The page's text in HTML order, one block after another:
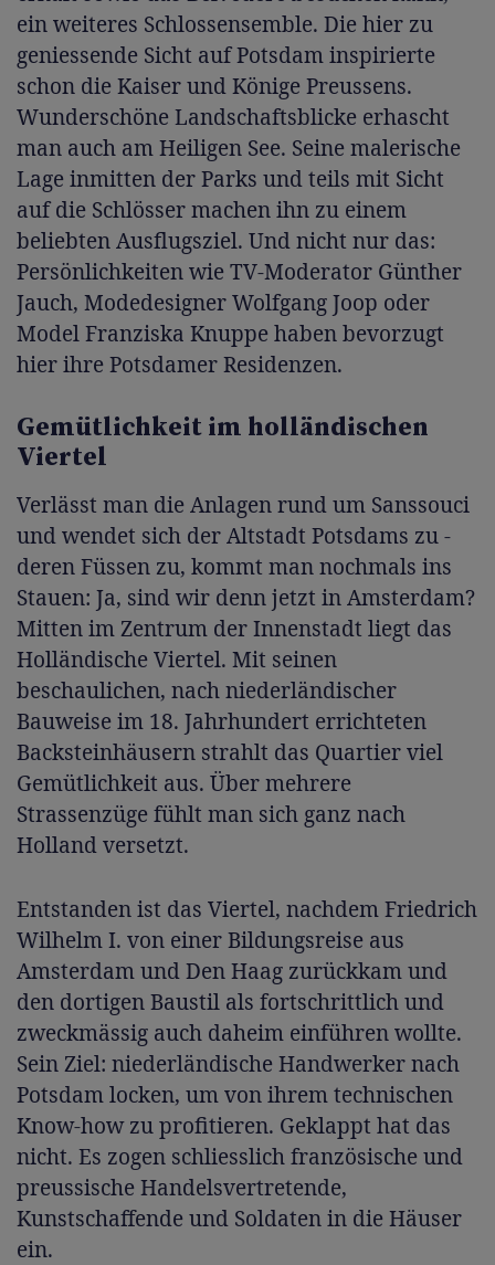
ein weiteres Schlossensemble. Die hier zu
geniessende Sicht auf Potsdam inspirierte
schon die Kaiser und Könige Preussens.
Wunderschöne Landschaftsblicke erhascht
man auch am Heiligen See. Seine malerische
Lage inmitten der Parks und teils mit Sicht
auf die Schlösser machen ihn zu einem
beliebten Ausflugsziel. Und nicht nur das:
Persönlichkeiten wie TV-Moderator Günther
Jauch, Modedesigner Wolfgang Joop oder
Model Franziska Knuppe haben bevorzugt
hier ihre Potsdamer Residenzen.
Gemütlichkeit im holländischen
Viertel
Verlässt man die Anlagen rund um ­Sanssouci
und wendet sich der Altstadt Potsdams zu ­
deren Füssen zu, kommt man nochmals ins
Stauen: Ja, sind wir denn jetzt in Amsterdam?
Mitten im Zentrum der Innenstadt liegt das
Holländische Viertel. Mit seinen
beschaulichen, nach niederländischer
Bauweise im 18. Jahrhundert errichteten
Backsteinhäusern strahlt das Quartier viel
Gemütlichkeit aus. Über mehrere
Strassenzüge fühlt man sich ganz nach
Holland versetzt.
Entstanden ist das Viertel, nachdem Friedrich
Wilhelm I. von einer Bildungsreise aus
Amsterdam und Den Haag zurückkam und
den dortigen Baustil als fortschrittlich und
zweckmässig auch daheim einführen wollte.
Sein Ziel: niederländische Handwerker nach
Potsdam locken, um von ihrem technischen
Know-how zu profitieren. Geklappt hat das
nicht. Es zogen schliesslich französische und
preussische Handelsvertretende,
Kunstschaffende und Soldaten in die Häuser
ein.